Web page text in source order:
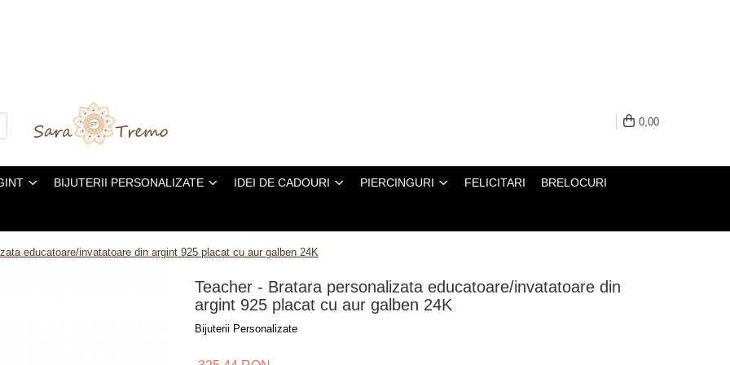
0,00
BIJUTERII PERSONALIZATE IDEI DE CADOURI PIERCINGURI FELICITARI BRELOCURI
educatoare/invatatoare din argint 925 placat cu aur galben 24K
Teacher - Bratara personalizata educatoare/invatatoare din
argint 925 placat cu aur galben 24K
Bijuterii Personalizate